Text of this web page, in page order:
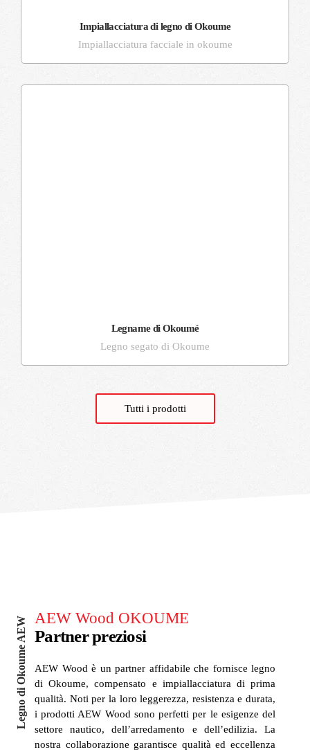
Impiallacciatura facciale in okoume
Impiallacciatura di legno di Okoume
Legno segato di Okoume
Legname di Okoumé
Tutti i prodotti
AEW Wood OKOUME
Partner preziosi
Legno di Okoume AEW
AEW Wood è un partner affidabile che fornisce legno
di Okoume, compensato e impiallacciatura di prima
qualità. Noti per la loro leggerezza, resistenza e durata,
i prodotti AEW Wood sono perfetti per le esigenze del
settore nautico, dell’arredamento e dell’edilizia. La
nostra collaborazione garantisce qualità ed eccellenza